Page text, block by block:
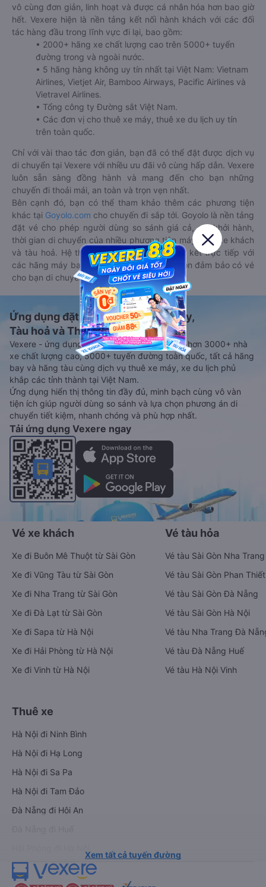
vô cùng đơn giản, linh hoạt và được cá nhân hóa hơn bao giờ
hết. Vexere hiện là nền tảng kết nối hành khách với các đối
tác hàng đầu trong lĩnh vực đi lại, bao gồm:
• 2000+ hãng xe chất lượng cao trên 5000+ tuyến
đường trong và ngoài nước.
• 5 hãng hàng không uy tín nhất tại Việt Nam: Vietnam
Airlines, Vietjet Air, Bamboo Airways, Pacific Airlines và
Vietravel Airlines.
• Tổng công ty Đường sắt Việt Nam.
• Các đơn vị cho thuê xe máy, thuê xe du lịch uy tín
trên toàn quốc.
Chỉ với vài thao tác đơn giản, bạn đã có thể đặt được dịch vụ
di chuyển tại Vexere với nhiều ưu đãi vô cùng hấp dẫn. Vexere
luôn sẵn sàng đồng hành và mang đến cho bạn những
chuyến đi thoải mái, an toàn và trọn vẹn nhất.
Bên cạnh đó, bạn có thể tham khảo thêm các phương tiện
khác tại Goyolo.com cho chuyến đi sắp tới. Goyolo là nền tảng
đặt vé cho phép người dùng so sánh giá cả, giờ khởi hành,
thời gian di chuyển của nhiều phương tiện máy bay, xe khách
và tàu hoả. Hệ thống của Goyolo được liên kết trực tiếp với
các hãng máy bay, xe khách và tàu hoả, luôn đảm bảo có vé
cho bạn di chuyển.
Ứng dụng đặt vé Xe khách, Máy bay,
Tàu hoả và Thuê xe
Vexere - ứng dụng đặt vé đa phương tiện với hơn 3000+ nhà
xe chất lượng cao, 5000+ tuyến đường toàn quốc, tất cả hãng
bay và hãng tàu cùng dịch vụ thuê xe máy, xe du lịch phủ
khắp các tỉnh thành tại Việt Nam.
Ứng dụng hiển thị thông tin đầy đủ, minh bạch cùng vô vàn
tiện ích giúp người dùng so sánh và lựa chọn phương án di
chuyển tiết kiệm, nhanh chóng và phù hợp nhất.
Tải ứng dụng Vexere ngay
Vé xe khách
Xe đi Buôn Mê Thuột từ Sài Gòn
Xe đi Vũng Tàu từ Sài Gòn
Xe đi Nha Trang từ Sài Gòn
Xe đi Đà Lạt từ Sài Gòn
Xe đi Sapa từ Hà Nội
Xe đi Hải Phòng từ Hà Nội
Xe đi Vinh từ Hà Nội
Vé tàu hỏa
Vé tàu Sài Gòn Nha Trang
Vé tàu Sài Gòn Phan Thiết
Vé tàu Sài Gòn Đà Nẵng
Vé tàu Sài Gòn Hà Nội
Vé tàu Nha Trang Đà
Vé tàu Đà Nẵng Huế
Vé tàu Hà Nội Vinh
Thuê xe
Hà Nội đi Ninh Bình
Hà Nội đi Hạ Long
Hà Nội đi Sa Pa
Hà Nội đi Tam Đảo
Đà Nẵng đi Hội An
Xem tất cả tuyến đường